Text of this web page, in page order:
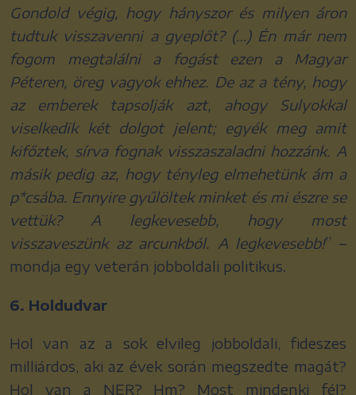
Gondold végig, hogy hányszor és milyen áron
tudtuk visszavenni a gyeplőt? (…) Én már nem
fogom megtalálni a fogást ezen a Magyar
Péteren, öreg vagyok ehhez. De az a tény, hogy
az emberek tapsolják azt, ahogy Sulyokkal
viselkedik két dolgot jelent; egyék meg amit
kifőztek, sírva fognak visszaszaladni hozzánk. A
másik pedig az, hogy tényleg elmehetünk ám a
p*csába. Ennyire gyűlöltek minket és mi észre se
vettük? A legkevesebb, hogy most
visszaveszünk az arcunkból. A legkevesebb!” –
mondja egy veterán jobboldali politikus.
6. Holdudvar
Hol van az a sok elvileg jobboldali, fideszes
milliárdos, aki az évek során megszedte magát?
Hol van a NER? Hm? Most mindenki fél?